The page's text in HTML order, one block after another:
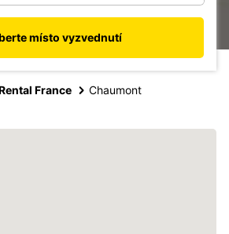
místo vyzvednutí
France Chaumont